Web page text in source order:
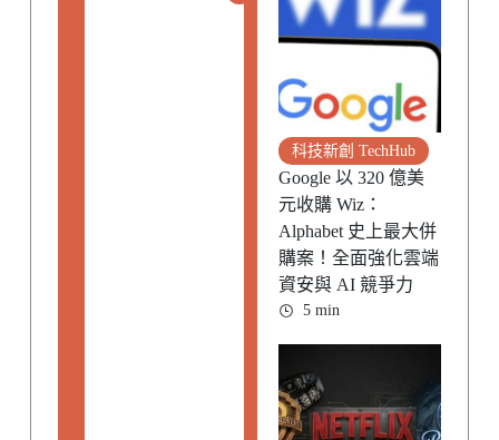
科技新創 TechHub
Google 以 320 億美
元收購 Wiz：
Alphabet 史上最大併
購案！全面強化雲端
資安與 AI 競爭力
5 min